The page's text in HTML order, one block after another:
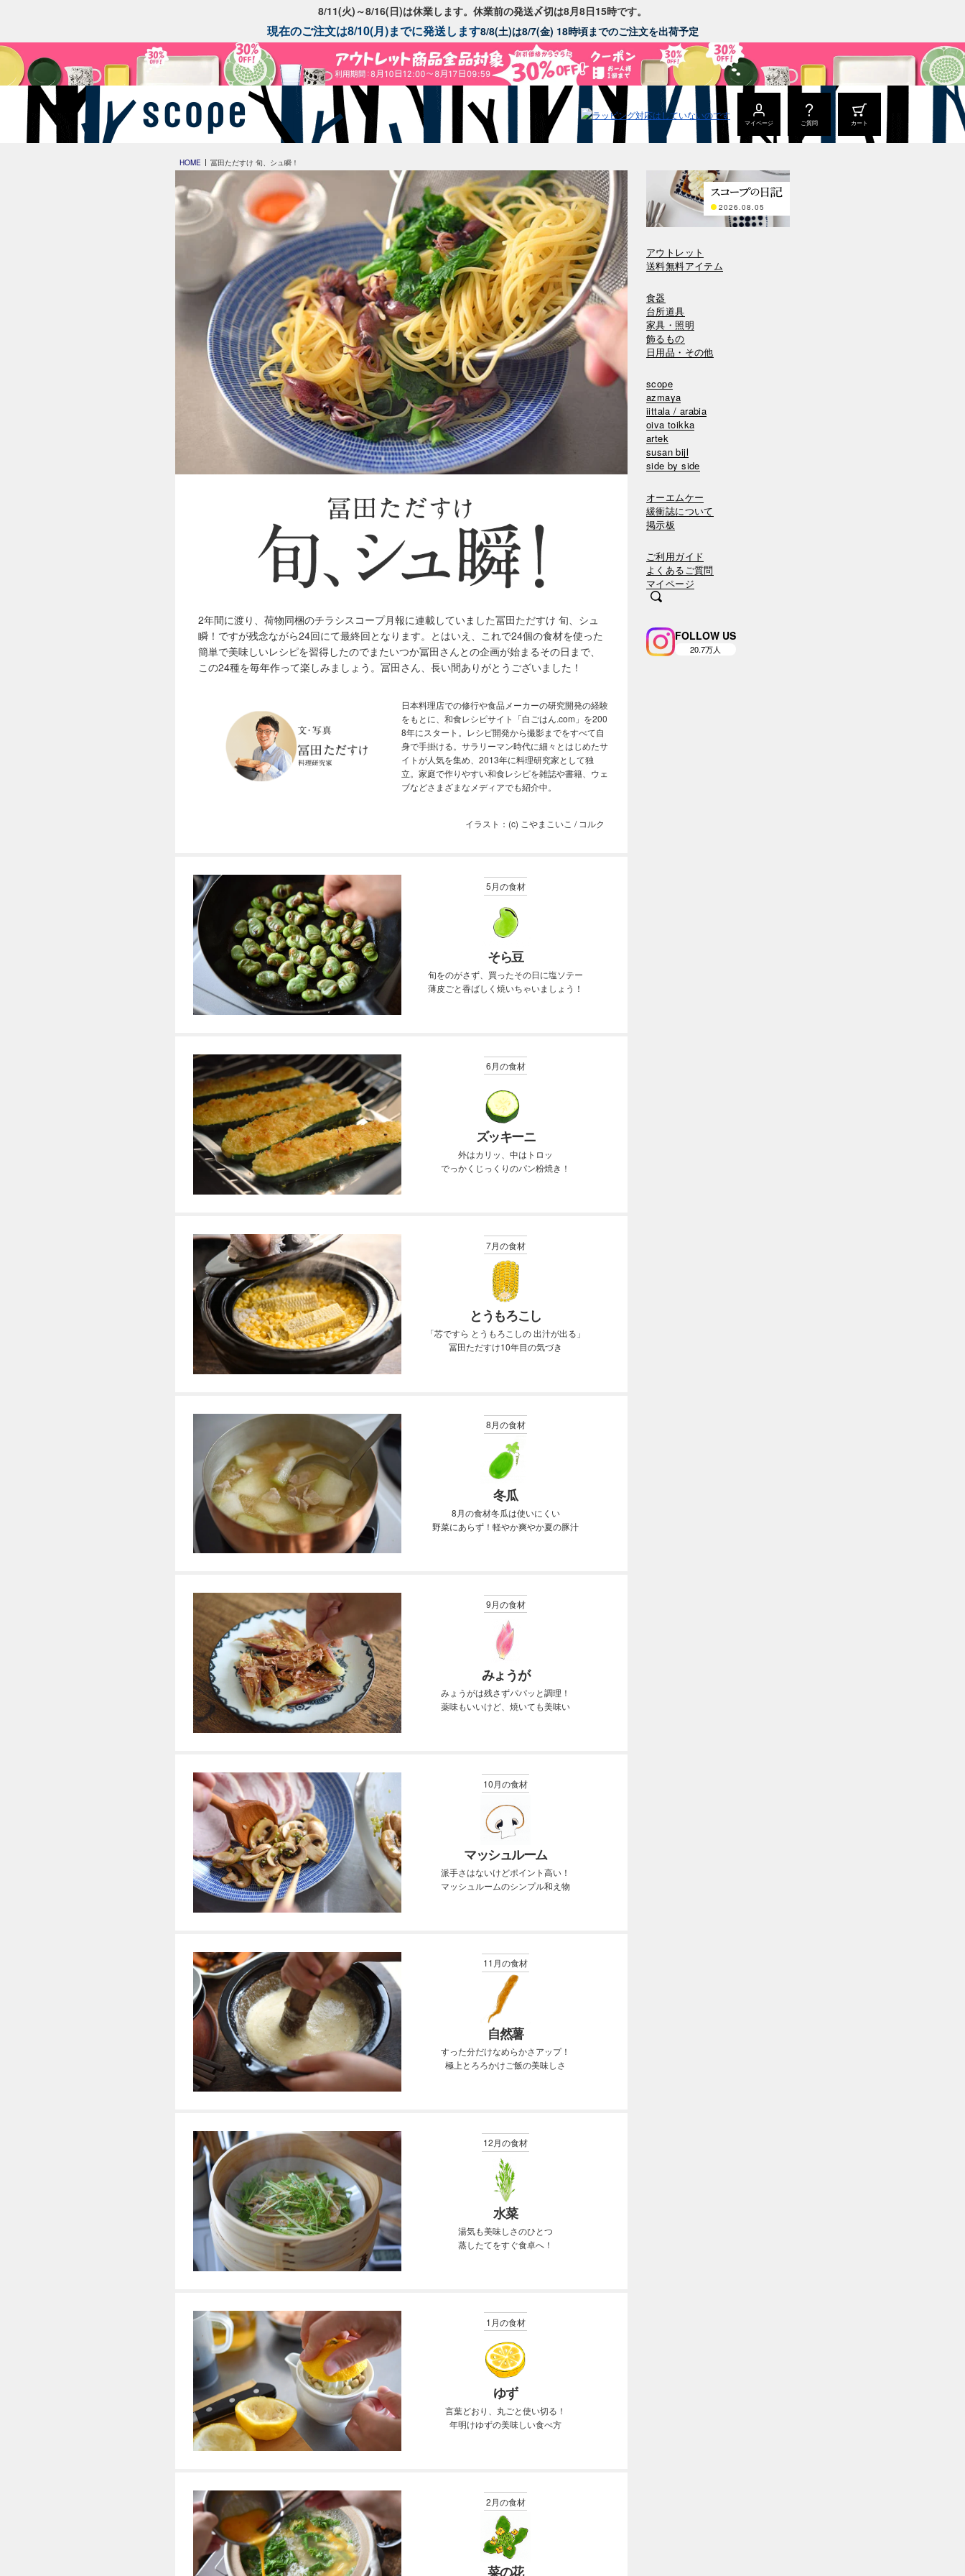
8/11(火)～8/16(日)は休業します。休業前の発送〆切は8月8日15時です。
現在のご注文は8/10(月)までに発送します8/8(土)は8/7(金) 18時頃までのご注文を出荷予定
マイページ ご質問 カート
HOME 冨田ただすけ 旬、シュ瞬！
2年間に渡り、荷物同梱のチラシスコープ月報に連載していました冨田ただすけ 旬、シュ
瞬！ですが残念ながら24回にて最終回となります。とはいえ、これで24個の食材を使った
簡単で美味しいレシピを習得したのでまたいつか冨田さんとの企画が始まるその日まで、
この24種を毎年作って楽しみましょう。冨田さん、長い間ありがとうございました！
日本料理店での修行や食品メーカーの研究開発の経験
をもとに、和食レシピサイト「白ごはん.com」を200
8年にスタート。レシピ開発から撮影までをすべて自
身で手掛ける。サラリーマン時代に細々とはじめたサ
イトが人気を集め、2013年に料理研究家として独
立。家庭で作りやすい和食レシピを雑誌や書籍、ウェ
ブなどさまざまなメディアでも紹介中。
イラスト：(c) こやまこいこ / コルク
5月の食材
そら豆
旬をのがさず、買ったその日に塩ソテー
薄皮ごと香ばしく焼いちゃいましょう！
6月の食材
ズッキーニ
外はカリッ、中はトロッ
でっかくじっくりのパン粉焼き！
7月の食材
とうもろこし
「芯ですら とうもろこしの 出汁が出る」
冨田ただすけ10年目の気づき
8月の食材
冬瓜
8月の食材冬瓜は使いにくい
野菜にあらず！軽やか爽やか夏の豚汁
9月の食材
みょうが
みょうがは残さずパパッと調理！
薬味もいいけど、焼いても美味い
10月の食材
マッシュルーム
派手さはないけどポイント高い！
マッシュルームのシンプル和え物
11月の食材
自然薯
すった分だけなめらかさアップ！
極上とろろかけご飯の美味しさ
12月の食材
水菜
湯気も美味しさのひとつ
蒸したてをすぐ食卓へ！
1月の食材
ゆず
言葉どおり、丸ごと使い切る！
年明けゆずの美味しい食べ方
2月の食材
菜の花
2026.08.05
アウトレット
送料無料アイテム
食器
台所道具
家具・照明
飾るもの
日用品・その他
scope
azmaya
iittala / arabia
oiva toikka
artek
susan bijl
side by side
オーエムケー
緩衝誌について
掲示板
ご利用ガイド
よくあるご質問
マイページ
FOLLOW US